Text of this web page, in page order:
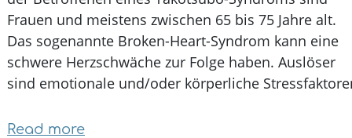
die
Hochrisikogruppe
sollte
Früherkennung
nutzen
Frauen und meistens zwischen 65 bis 75 Jahre alt.
Das sogenannte Broken-Heart-Syndrom kann eine
schwere Herzschwäche zur Folge haben. Auslöser
sind emotionale und/oder körperliche
Read more